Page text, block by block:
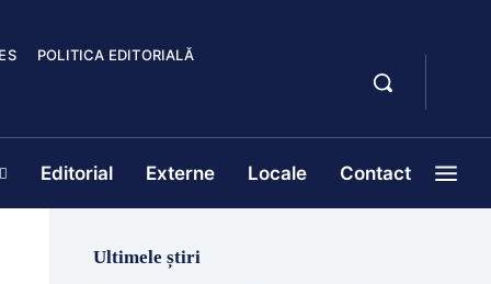
POLITICA EDITORIALĂ
Editorial Externe Locale Contact
Ultimele știri